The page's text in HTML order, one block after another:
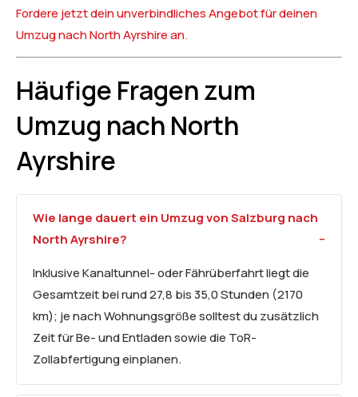
Fordere jetzt dein unverbindliches Angebot für deinen
Umzug nach North Ayrshire an.
Häufige Fragen zum
Umzug nach North
Ayrshire
Wie lange dauert ein Umzug von Salzburg nach
North Ayrshire?
Inklusive Kanaltunnel- oder Fährüberfahrt liegt die
Gesamtzeit bei rund 27,8 bis 35,0 Stunden (2170
km); je nach Wohnungsgröße solltest du zusätzlich
Zeit für Be- und Entladen sowie die ToR-
Zollabfertigung einplanen.